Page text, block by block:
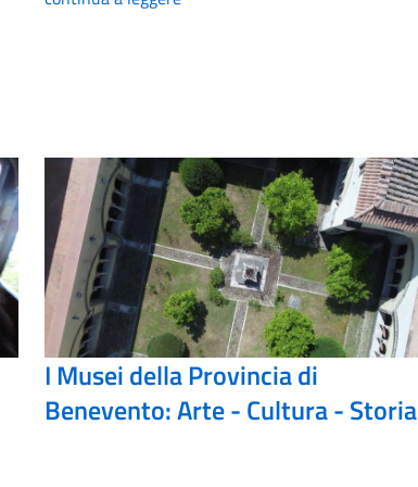
I Musei della Provincia di
Benevento: Arte - Cultura - Storia